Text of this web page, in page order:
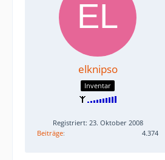
elknipso
Inventar
Registriert: 23. Oktober 2008
Beiträge
4.374